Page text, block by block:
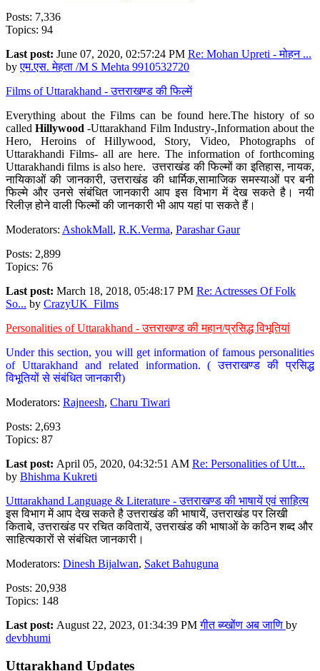
Posts: 7,336
Topics: 94
Last post: June 07, 2020, 02:57:24 PM Re: Mohan Upreti - मोहन ...
byएम.एस. मेहता /M S Mehta 9910532720
Films of Uttarakhand - उत्तराखण्ड की फिल्में
Everything about the Films can be found here.The history of so
calledHillywood-Uttarakhand Film Industry-,Information about the
Hero, Heroins of Hillywood, Story, Video, Photographs of
Uttarakhandi Films- all are here. The information of forthcoming
Uttarakhandi films is also here. उत्तराखंड की फिल्मों का इतिहास, नायक,
नायिकाओं की जानकारी, उत्तराखंड की धार्मिक,सामाजिक समस्याओं पर बनी
फिल्मे और उनसे संबंधित जानकारी आप इस विभाग में देख सकते है। नयी
रिलीज़ होने वाली फिल्मों की जानकारी भी आप यहां पा सकते हैं।
Moderators: AshokMall, R.K.Verma, Parashar Gaur
Posts: 2,899
Topics: 76
Last post: March 18, 2018, 05:48:17 PM Re: Actresses Of Folk
So... by CrazyUK_Films
Personalities of Uttarakhand - उत्तराखण्ड की महान/प्रसिद्ध विभूतियां
Under this section, you will get information of famous personalities
of Uttarakhand and related information. ( उत्तराखण्ड की प्रसिद्ध
विभूतियों से संबंधित जानकारी)
Moderators: Rajneesh, Charu Tiwari
Posts: 2,693
Topics: 87
Last post: April 05, 2020, 04:32:51 AM Re: Personalities of Utt...
by Bhishma Kukreti
Utttarakhand Language & Literature - उत्तराखण्ड की भाषायें एवं साहित्य
इस विभाग में आप देख सकते है उत्तराखंड की भाषायें, उत्तराखंड पर लिखी
किताबे, उत्तराखंड पर रचित कवितायें, उत्तराखंड की भाषाओं के कठिन शब्द और
साहित्यकारों से संबंधित जानकारी।
Moderators: Dinesh Bijalwan, Saket Bahuguna
Posts: 20,938
Topics: 148
Last post: August 22, 2023, 01:34:39 PMगीत ब्य्खोंण अब जाणि by
devbhumi
Uttarakhand Updates